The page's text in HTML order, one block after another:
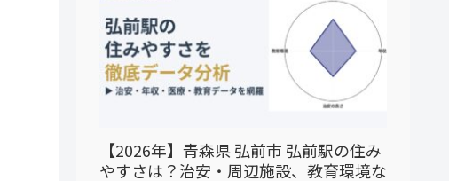
【2026年】青森県 弘前市 弘前駅の住み
やすさは？治安・周辺施設、教育環境な